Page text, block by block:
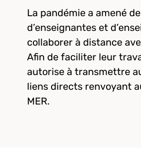
La pandémie a amené
d’enseignantes et
collaborer à distance
Afin de faciliter leur
autorise à transmettre
liens directs renvoyant
MER.